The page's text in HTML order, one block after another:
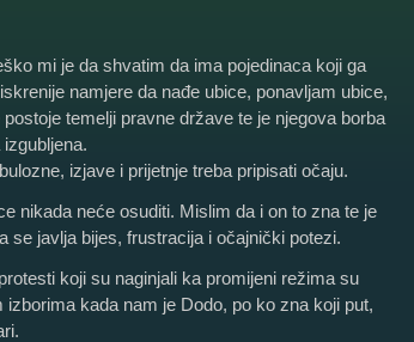
mi je da shvatim da ima pojedinaca koji ga
namjere da nađe ubice, ponavljam ubice,
temelji pravne države te je njegova borba
izjave i prijetnje treba pripisati očaju.
nikada neće osuditi. Mislim da i on to zna te je
se javlja bijes, frustracija i očajnički potezi.
koji su naginjali ka promijeni režima su
izborima kada nam je Dodo, po ko zna koji put,